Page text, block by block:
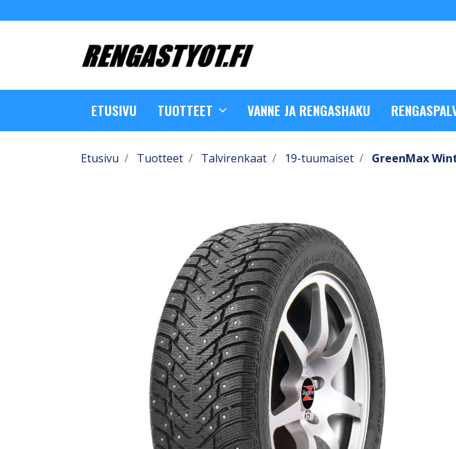
ETUSIVU TUOTTEET VANNE JA RENGASHAKU
Etusivu Tuotteet Talvirenkaat 19-tuumaiset GreenMax